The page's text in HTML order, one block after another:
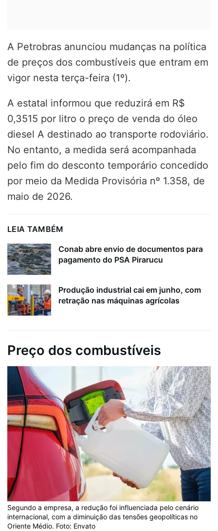
A Petrobras anunciou mudanças na política
de preços dos combustíveis que entram em
vigor nesta terça-feira (1º).
A estatal informou que reduzirá em R$
0,3515 por litro o preço de venda do óleo
diesel A destinado ao transporte rodoviário.
No entanto, a medida será acompanhada
pelo fim do desconto temporário concedido
por meio da Medida Provisória nº 1.358, de
maio de 2026.
LEIA TAMBÉM
Conab abre envio de documentos para
pagamento do PSA Pirarucu
Produção industrial cai em junho, com
retração nas máquinas agrícolas
Preço dos combustíveis
Segundo a empresa, a redução foi influenciada pelo cenário
internacional, com a diminuição das tensões geopolíticas no
Oriente Médio. Foto: Envato